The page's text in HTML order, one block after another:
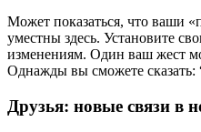
Может показаться, что ваши
уместны здесь. Установите
изменениям. Один ваш жест
Однажды вы сможете сказать:
Друзья: новые связи в